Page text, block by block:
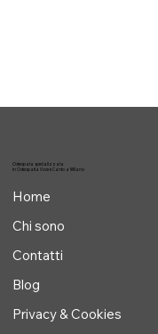
Osteopata specializzata
in Osteopatia Voce e Canto a Milano
Home
Chi sono
Contatti
Blog
Privacy & Cookies